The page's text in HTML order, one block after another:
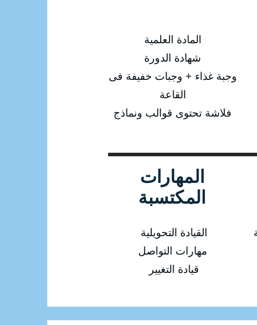
المادة العلمية
شهادة الدورة
وجبة غذاء + وجبات خفيفة فى
القاعة
فلاشة تحتوى قوالب ونماذج
المهارات
المكتسبة
القيادة التحويلية
مهارات التواصل
قيادة التغيير